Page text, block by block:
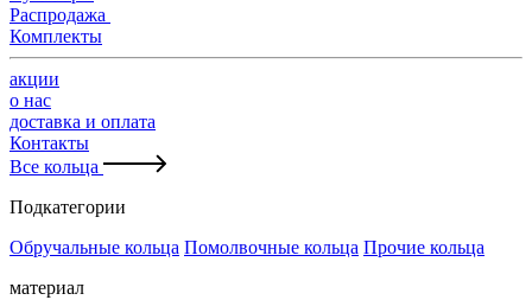
Распродажа
Комплекты
акции
о нас
доставка и оплата
Контакты
Все кольца
Подкатегории
Обручальные кольца Помолвочные кольца Прочие кольца
материал